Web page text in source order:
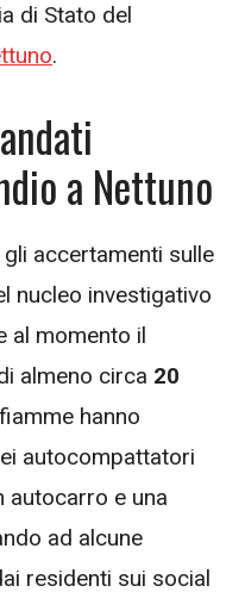
di Stato del
.
a Nettuno
accertamenti sulle
nucleo investigativo
al momento il
almeno circa 20
hanno
autocompattatori
autocarro e una
ad alcune
residenti sui social